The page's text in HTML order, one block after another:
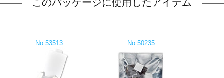
このパッケージに使用したアイテム
No.53513 No.50235